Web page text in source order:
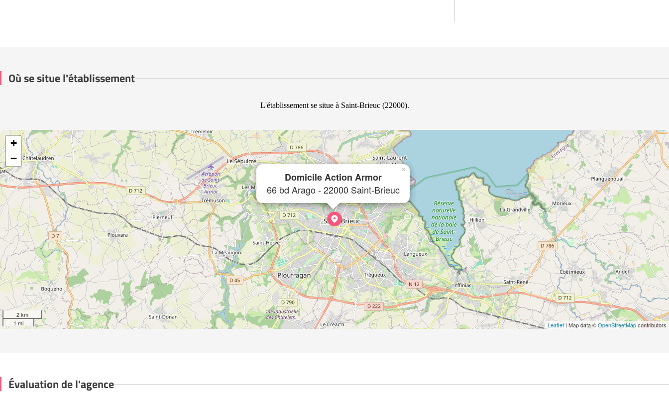
Où se situe l'établissement
L'établissement se situe à Saint-Brieuc (22000).
Domicile Action Armor
66 bd Arago - 22000 Saint-Brieuc
×
+
−
2 km
1 mi
Leaflet| Map data ©OpenStreetMapcontributors
Évaluation de l'agence